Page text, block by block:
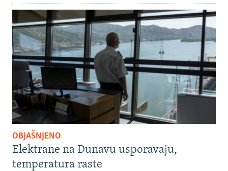
OBJAŠNJENO
Elektrane na Dunavu usporavaju,
temperatura raste